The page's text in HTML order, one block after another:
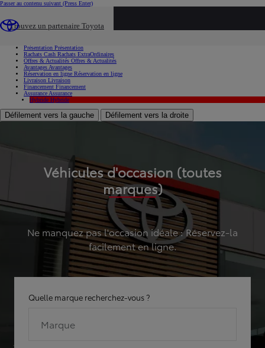
Passer au contenu suivant (Press Enter)
Trouvez un partenaire Toyota
Présentation Présentation
Rachats Cash Rachats ExtraOrdinaires
Offres & Actualités Offres & Actualités
Avantages Avantages
Réservation en ligne Réservation en ligne
Livraison Livraison
Financement Financement
Assurance Assurance
Hybride Hybride
Défilement vers la gauche Défilement vers la droite
Véhicules d'occasion (toutes
marques)
Ne manquez pas l'occasion idéale : Réservez-la
facilement en ligne.
Quelle marque recherchez-vous ?
Marque